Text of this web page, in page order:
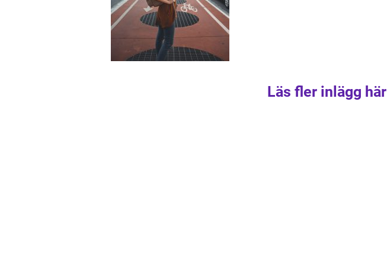
Läs fler inlägg här